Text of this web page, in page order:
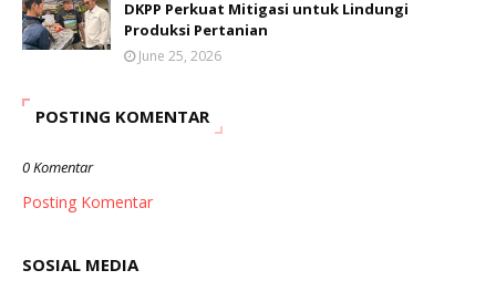
DKPP Perkuat Mitigasi untuk Lindungi
Produksi Pertanian
June 25, 2026
POSTING KOMENTAR
0 Komentar
Posting Komentar
SOSIAL MEDIA